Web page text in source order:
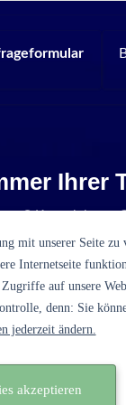
Ihrer
Kontaktieren
mit unserer Seite zu
Internetseite
auf unsere
denn: Sie
jederzeit ändern.
akzeptieren